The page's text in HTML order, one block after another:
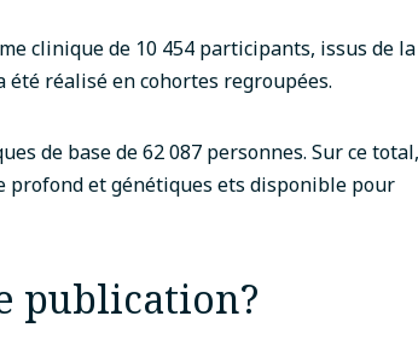
clinique de 10 454 participants, issus de la
réalisé en cohortes regroupées.
de base de62 087 personnes. Sur ce total,
profond et génétiques ets disponible pour
publication?